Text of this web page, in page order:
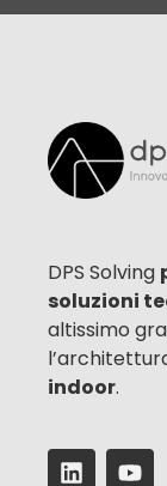
DPS Solving
soluzioni
altissimo
indoor.